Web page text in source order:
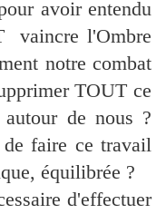
avoir entendu
vaincre l'Ombre
notre combat
TOUT ce
de nous ?
faire ce travail
équilibrée ?
d'effectuer